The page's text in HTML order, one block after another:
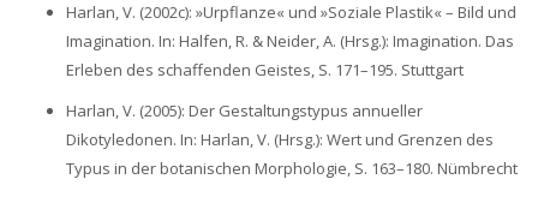
Harlan, V. (2002c): »Urpflanze« und »Soziale Plastik« – Bild und
Imagination. In: Halfen, R. & Neider, A. (Hrsg.): Imagination. Das
Erleben des schaffenden Geistes, S. 171–195. Stuttgart
Harlan, V. (2005): Der Gestaltungstypus annueller
Dikotyledonen. In: Harlan, V. (Hrsg.): Wert und Grenzen des
Typus in der botanischen Morphologie, S. 163–180. Nümbrecht